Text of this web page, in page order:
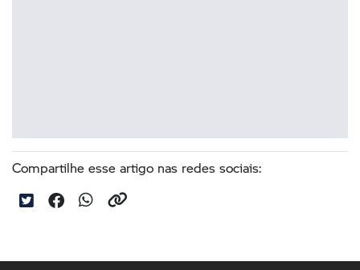
Compartilhe esse artigo nas redes sociais: